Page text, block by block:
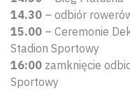
14.30 – odbiór
15.00 – Ceremonie
Stadion Sportowy
16:00 zamknięcie
Sportowy